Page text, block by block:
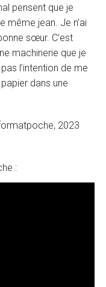
pensent que je
même jean. Je n’ai
sœur. C’est
machinerie que je
l’intention de me
dans une
2023
: